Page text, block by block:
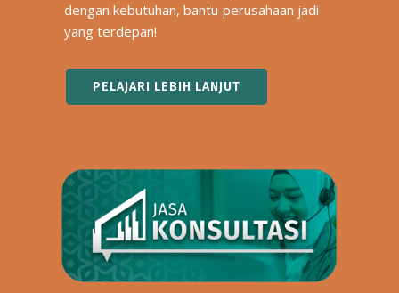
dengan kebutuhan, bantu perusahaan jadi
yang terdepan!
PELAJARI LEBIH LANJUT